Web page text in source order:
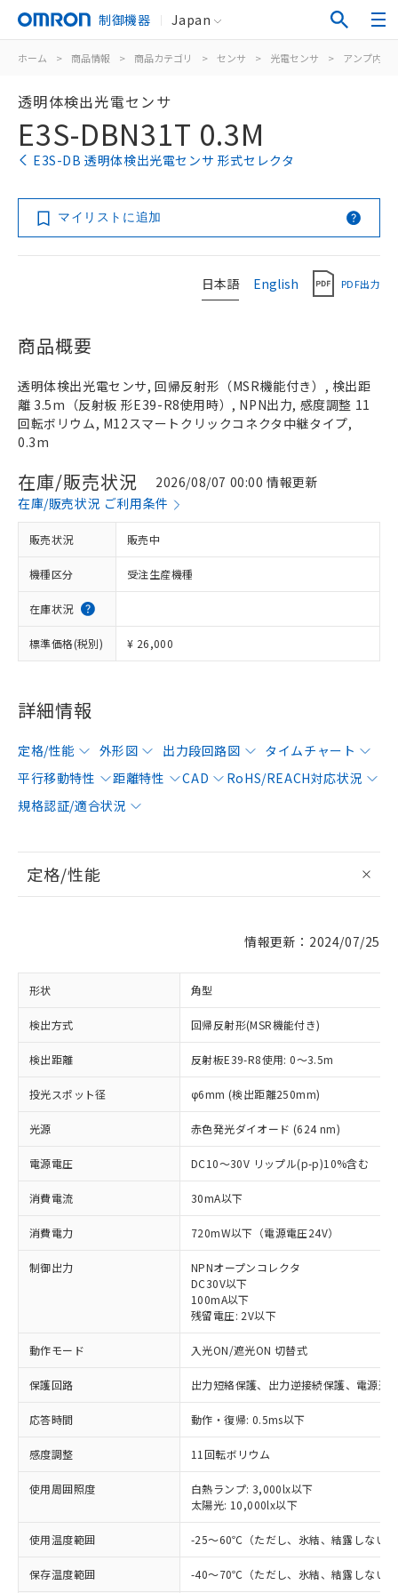
制御機器 Japan
ホーム > 商品情報 > 商品カテゴリ > センサ > 光電センサ > アンプ内蔵
透明体検出光電センサ
E3S-DBN31T 0.3M
E3S-DB 透明体検出光電センサ 形式セレクタ
マイリストに追加
日本語 English PDF出力
商品概要
透明体検出光電センサ, 回帰反射形（MSR機能付き）, 検出距
離 3.5m（反射板 形E39-R8使用時）, NPN出力, 感度調整 11
回転ボリウム, M12スマートクリックコネクタ中継タイプ,
0.3m
在庫/販売状況
2026/08/07 00:00 情報更新
在庫/販売状況 ご利用条件
販売状況 販売中
機種区分 受注生産機種
在庫状況
標準価格(税別) ¥ 26,000
詳細情報
定格/性能 外形図 出力段回路図
タイムチャート
平行移動特性
距離特性 CAD
RoHS/REACH対応状況
規格認証/適合状況
定格/性能
情報更新：2024/07/25
形状 角型
検出方式 回帰反射形(MSR機能付き)
検出距離 反射板E39-R8使用: 0～3.5m
投光スポット径 φ6mm (検出距離250mm)
光源 赤色発光ダイオード (624 nm)
電源電圧 DC10～30V リップル(p-p)10%含む
消費電流 30mA以下
消費電力 720mW以下（電源電圧24V）
制御出力
NPNオープンコレクタ
DC30V以下
100mA以下
残留電圧: 2V以下
動作モード 入光ON/遮光ON 切替式
保護回路 出力短絡保護、出力逆接続保護、電源逆
応答時間 動作・復帰: 0.5ms以下
感度調整 11回転ボリウム
使用周囲照度
白熱ランプ: 3,000lx以下
太陽光: 10,000lx以下
使用温度範囲 -25～60℃（ただし、氷結、結露しない
保存温度範囲 -40～70℃（ただし、氷結、結露しない
対応済み：EU RoHS指令（10物質）の
非含有に対応した製品が提供可能な商品で